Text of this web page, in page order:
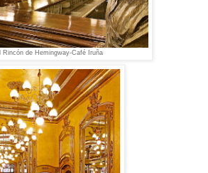
Rincón de Hemingway-Café Iruña